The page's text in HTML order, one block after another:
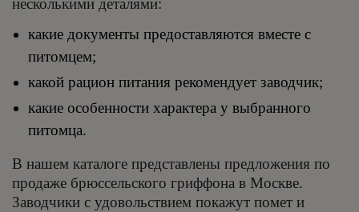
несколькими деталями:
какие документы предоставляются вместе с
питомцем;
какой рацион питания рекомендует заводчик;
какие особенности характера у выбранного
питомца.
В нашем каталоге представлены предложения по
продаже брюссельского гриффона в Москве.
Заводчики с удовольствием покажут помет и